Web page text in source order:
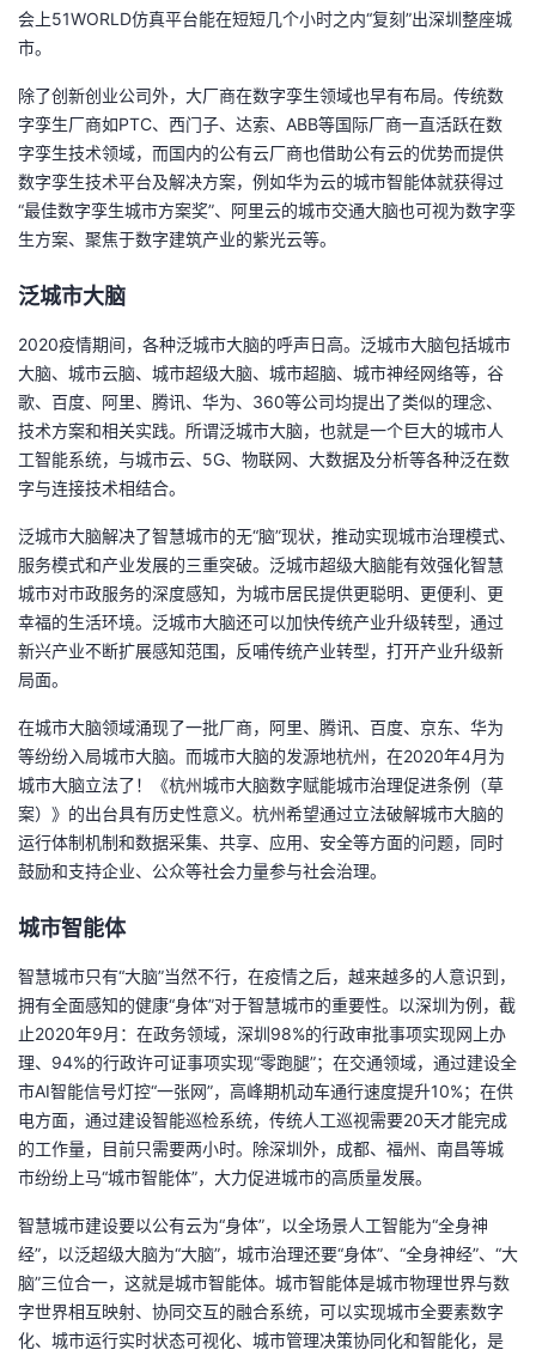
会上51WORLD仿真平台能在短短几个小时之内“复刻”出深圳整座城
市。
除了创新创业公司外，大厂商在数字孪生领域也早有布局。传统数
字孪生厂商如PTC、西门子、达索、ABB等国际厂商一直活跃在数
字孪生技术领域，而国内的公有云厂商也借助公有云的优势而提供
数字孪生技术平台及解决方案，例如华为云的城市智能体就获得过
“最佳数字孪生城市方案奖”、阿里云的城市交通大脑也可视为数字孪
生方案、聚焦于数字建筑产业的紫光云等。
泛城市大脑
2020疫情期间，各种泛城市大脑的呼声日高。泛城市大脑包括城市
大脑、城市云脑、城市超级大脑、城市超脑、城市神经网络等，谷
歌、百度、阿里、腾讯、华为、360等公司均提出了类似的理念、
技术方案和相关实践。所谓泛城市大脑，也就是一个巨大的城市人
工智能系统，与城市云、5G、物联网、大数据及分析等各种泛在数
字与连接技术相结合。
泛城市大脑解决了智慧城市的无“脑”现状，推动实现城市治理模式、
服务模式和产业发展的三重突破。泛城市超级大脑能有效强化智慧
城市对市政服务的深度感知，为城市居民提供更聪明、更便利、更
幸福的生活环境。泛城市大脑还可以加快传统产业升级转型，通过
新兴产业不断扩展感知范围，反哺传统产业转型，打开产业升级新
局面。
在城市大脑领域涌现了一批厂商，阿里、腾讯、百度、京东、华为
等纷纷入局城市大脑。而城市大脑的发源地杭州，在2020年4月为
城市大脑立法了！《杭州城市大脑数字赋能城市治理促进条例（草
案）》的出台具有历史性意义。杭州希望通过立法破解城市大脑的
运行体制机制和数据采集、共享、应用、安全等方面的问题，同时
鼓励和支持企业、公众等社会力量参与社会治理。
城市智能体
智慧城市只有“大脑”当然不行，在疫情之后，越来越多的人意识到，
拥有全面感知的健康“身体”对于智慧城市的重要性。以深圳为例，截
止2020年9月：在政务领域，深圳98%的行政审批事项实现网上办
理、94%的行政许可证事项实现“零跑腿”；在交通领域，通过建设全
市AI智能信号灯控“一张网”，高峰期机动车通行速度提升10%；在供
电方面，通过建设智能巡检系统，传统人工巡视需要20天才能完成
的工作量，目前只需要两小时。除深圳外，成都、福州、南昌等城
市纷纷上马“城市智能体”，大力促进城市的高质量发展。
智慧城市建设要以公有云为“身体”，以全场景人工智能为“全身神
经”，以泛超级大脑为“大脑”，城市治理还要“身体”、“全身神经”、“大
脑”三位合一，这就是城市智能体。城市智能体是城市物理世界与数
字世界相互映射、协同交互的融合系统，可以实现城市全要素数字
化、城市运行实时状态可视化、城市管理决策协同化和智能化，是